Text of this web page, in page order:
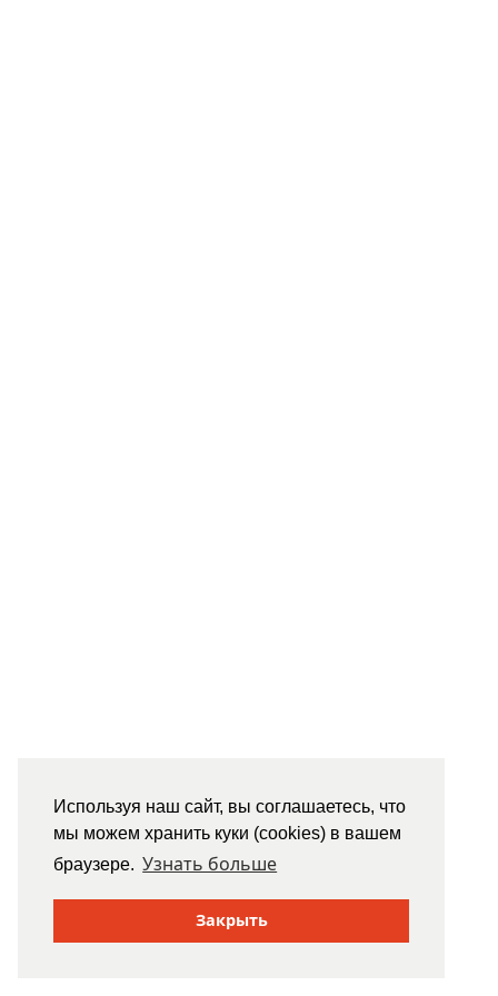
Используя наш сайт, вы соглашаетесь, что
мы можем хранить куки (cookies) в вашем
браузере. Узнать больше
Закрыть